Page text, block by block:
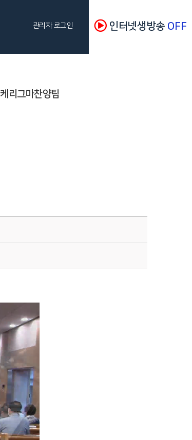
케리그마찬양팀
관리자 로그인 인터넷생방송 OFF